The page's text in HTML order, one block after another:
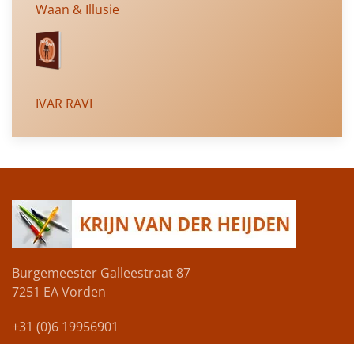
Waan & Illusie
IVAR RAVI
Burgemeester Galleestraat 87
7251 EAVorden
+31 (0)6 19956901